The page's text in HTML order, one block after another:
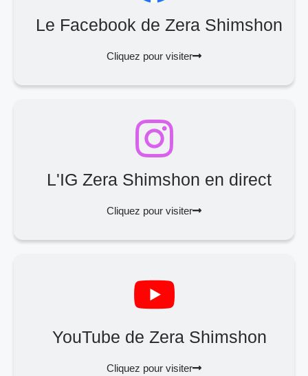
Le Facebook de Zera Shimshon
Cliquez pour visiter
L'IG Zera Shimshon en direct
Cliquez pour visiter
YouTube de Zera Shimshon
Cliquez pour visiter